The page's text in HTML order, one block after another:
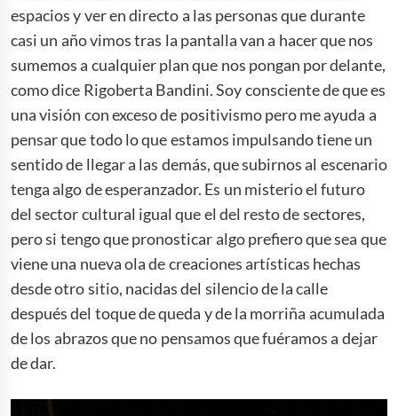
espacios y ver en directo a las personas que durante
casi un año vimos tras la pantalla van a hacer que nos
sumemos a cualquier plan que nos pongan por delante,
como dice Rigoberta Bandini. Soy consciente de que es
una visión con exceso de positivismo pero me ayuda a
pensar que todo lo que estamos impulsando tiene un
sentido de llegar a las demás, que subirnos al escenario
tenga algo de esperanzador. Es un misterio el futuro
del sector cultural igual que el del resto de sectores,
pero si tengo que pronosticar algo prefiero que sea que
viene una nueva ola de creaciones artísticas hechas
desde otro sitio, nacidas del silencio de la calle
después del toque de queda y de la morriña acumulada
de los abrazos que no pensamos que fuéramos a dejar
de dar.